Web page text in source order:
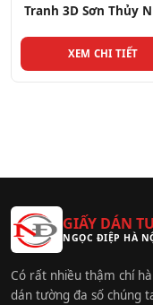
Tranh 3D Sơn Thủy
XEM CHI TIẾT
GIẤY DÁN
NGỌC ĐIỆP HÀ
Có rất nhiều thậm chí
dán tường đa số chúng